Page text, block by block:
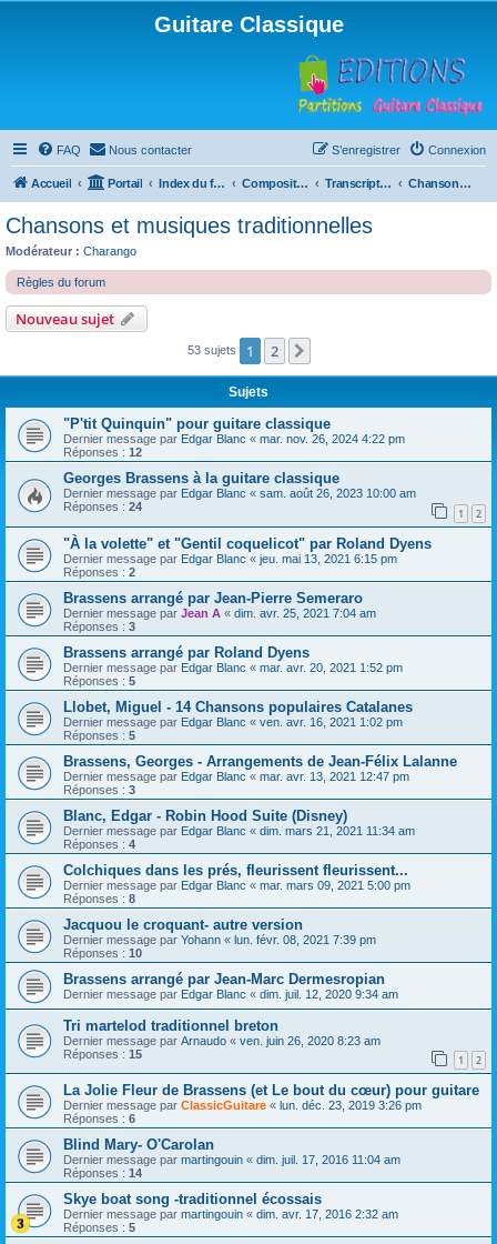
Guitare Classique
FAQ Nous contacter Connexion
S’enregistrer
Accueil Portail Index du forum Compositions Transcriptions et arrangements Chansons et musiques traditionnelles
Chansons et musiques traditionnelles
Modérateur : Charango
Règles du forum
Nouveau sujet
53 sujets 1 2
Sujets
"P'tit Quinquin" pour guitare classique
Dernier message par Edgar Blanc « mar. nov. 26, 2024 4:22 pm
Réponses : 12
Georges Brassens à la guitare classique
Dernier message par Edgar Blanc « sam. août 26, 2023 10:00 am
Réponses : 24 1 2
"À la volette" et "Gentil coquelicot" par Roland Dyens
Dernier message par Edgar Blanc « jeu. mai 13, 2021 6:15 pm
Réponses : 2
Brassens arrangé par Jean-Pierre Semeraro
Dernier message par Jean A « dim. avr. 25, 2021 7:04 am
Réponses : 3
Brassens arrangé par Roland Dyens
Dernier message par Edgar Blanc « mar. avr. 20, 2021 1:52 pm
Réponses : 5
Llobet, Miguel - 14 Chansons populaires Catalanes
Dernier message par Edgar Blanc « ven. avr. 16, 2021 1:02 pm
Réponses : 5
Brassens, Georges - Arrangements de Jean-Félix Lalanne
Dernier message par Edgar Blanc « mar. avr. 13, 2021 12:47 pm
Réponses : 3
Blanc, Edgar - Robin Hood Suite (Disney)
Dernier message par Edgar Blanc « dim. mars 21, 2021 11:34 am
Réponses : 4
Colchiques dans les prés, fleurissent fleurissent...
Dernier message par Edgar Blanc « mar. mars 09, 2021 5:00 pm
Réponses : 8
Jacquou le croquant- autre version
Dernier message par Yohann « lun. févr. 08, 2021 7:39 pm
Réponses : 10
Brassens arrangé par Jean-Marc Dermesropian
Dernier message par Edgar Blanc « dim. juil. 12, 2020 9:34 am
Tri martelod traditionnel breton
Dernier message par Arnaudo « ven. juin 26, 2020 8:23 am
Réponses : 15 1 2
La Jolie Fleur de Brassens (et Le bout du cœur) pour guitare
Dernier message par ClassicGuitare « lun. déc. 23, 2019 3:26 pm
Réponses : 6
Blind Mary- O'Carolan
Dernier message par martingouin « dim. juil. 17, 2016 11:04 am
Réponses : 14
Skye boat song -traditionnel écossais
Dernier message par martingouin « dim. avr. 17, 2016 2:32 am
Réponses : 5